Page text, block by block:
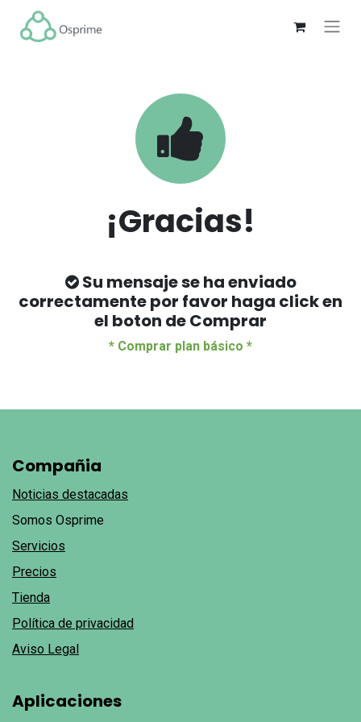
¡Gracias!
Su mensaje se ha enviado
correctamente por favor haga click en
el boton de Comprar
* Comprar plan básico *
Compañia
Noticias destacadas
Somos Osprime
Servicios
Precios
Tienda
Política de privacidad
Aviso Legal
Aplicaciones